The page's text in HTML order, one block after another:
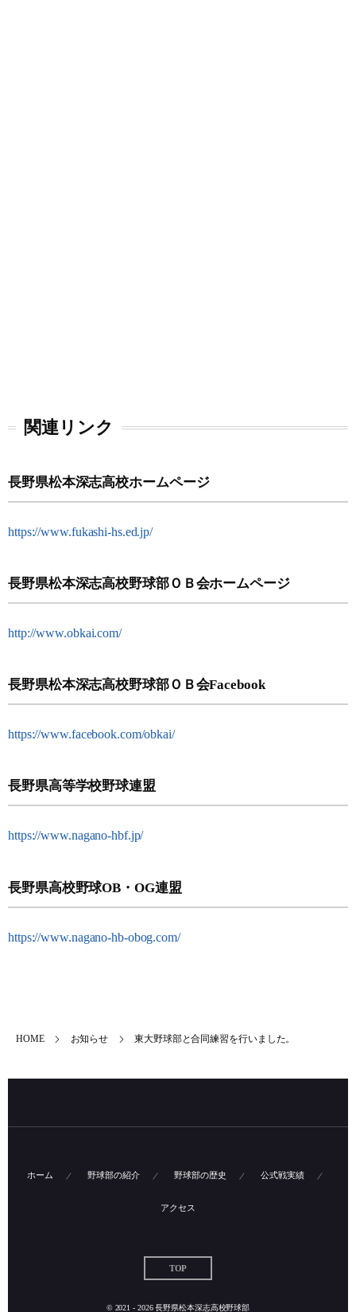
関連リンク
長野県松本深志高校ホームページ
https://www.fukashi-hs.ed.jp/
長野県松本深志高校野球部ＯＢ会ホームページ
http://www.obkai.com/
長野県松本深志高校野球部ＯＢ会Facebook
https://www.facebook.com/obkai/
長野県高等学校野球連盟
https://www.nagano-hbf.jp/
長野県高校野球OB・OG連盟
https://www.nagano-hb-obog.com/
HOME お知らせ 東大野球部と合同練習を行いました。
ホーム 野球部の紹介 野球部の歴史 公式戦実績
アクセス
TOP
© 2021 - 2026長野県松本深志高校野球部